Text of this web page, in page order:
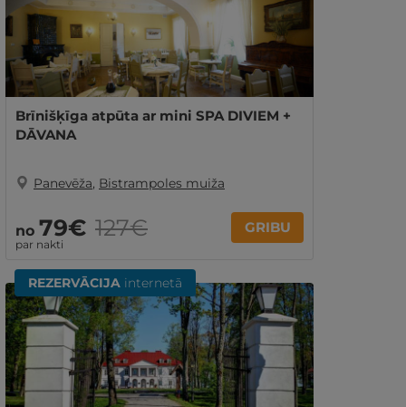
Brīnišķīga atpūta ar mini SPA DIVIEM +
DĀVANA
Panevēža, Bistrampoles muiža
no 79€
par nakti
127€ GRIBU
REZERVĀCIJA internetā